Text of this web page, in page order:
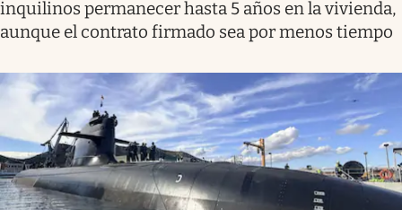
inquilinos permanecer hasta 5 años en la vivienda,
aunque el contrato firmado sea por menos tiempo